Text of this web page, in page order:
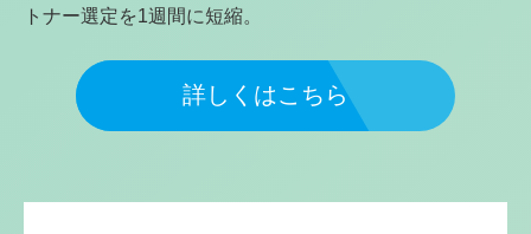
トナー選定を1週間に短縮。
詳しくはこちら